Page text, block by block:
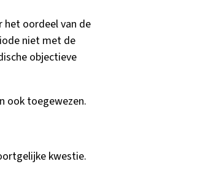
het oordeel van de
niet met de
objectieve
ook toegewezen.
kwestie.